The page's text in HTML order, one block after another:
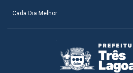
Cada Dia Melhor